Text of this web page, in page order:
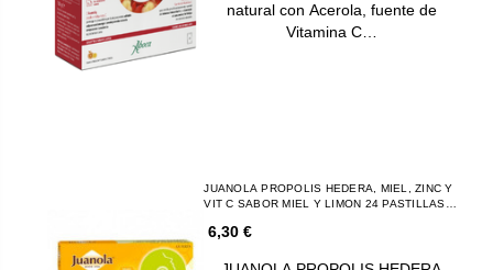
natural con Acerola, fuente de
Vitamina C…
JUANOLA PROPOLIS HEDERA, MIEL, ZINC Y
VIT C SABOR MIEL Y LIMON 24 PASTILLAS
6,30 €